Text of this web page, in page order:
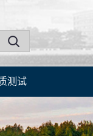
测试